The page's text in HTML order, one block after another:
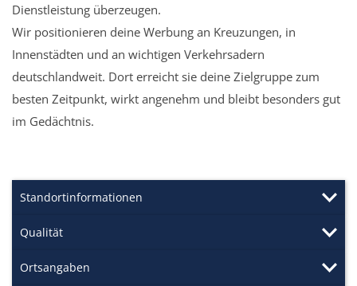
Dienstleistung überzeugen.
Wir positionieren deine Werbung an Kreuzungen, in
Innenstädten und an wichtigen Verkehrsadern
deutschlandweit. Dort erreicht sie deine Zielgruppe zum
besten Zeitpunkt, wirkt angenehm und bleibt besonders gut
im Gedächtnis.
Standortinformationen
Qualität
Ortsangaben